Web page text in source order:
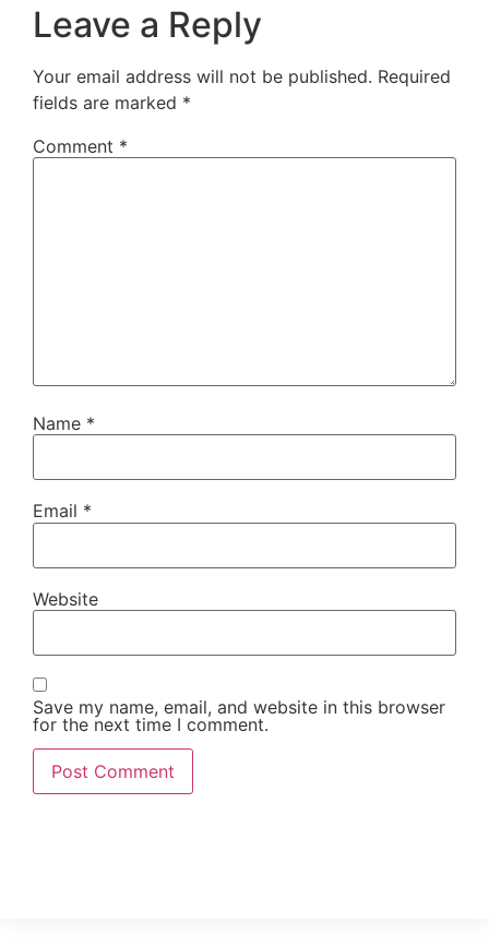
Leave a Reply
Your email address will not be published. Required
fields are marked *
Comment *
Name *
Email *
Website
Save my name, email, and website in this browser
for the next time I comment.